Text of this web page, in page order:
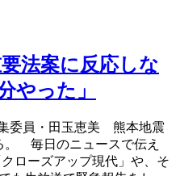
法案に反応しな
やった」
委員・田玉恵美 熊本地震
。 毎日のニュースで伝え
ローズアップ現代」や、そ